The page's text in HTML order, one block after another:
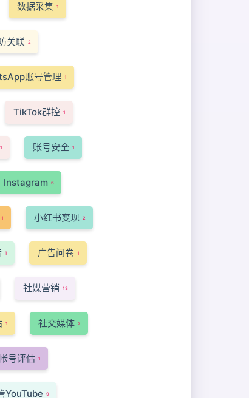
数据采集 1
关联 2
账号管理 1
TikTok群控 1
1 账号安全 1
Instagram 6
1 小红书变现 2
1 广告问卷 1
社媒营销 13
1 社交媒体 2
号评估 1
YouTube 9